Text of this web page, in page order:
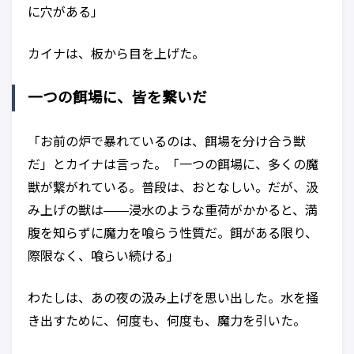
に穴がある」
カイナは、板から目を上げた。
一つの餌場に、皆を繋いだ
「お前の炉で暴れているのは、餌場を分け合う獣
だ」とカイナは言った。「一つの餌場に、多くの魔
獣が繋がれている。普段は、おとなしい。だが、汲
み上げの獣は——浸水のような重荷がかかると、満
腹を知らずに魔力を喰らう性質だ。餌がある限り、
際限なく、喰らい続ける」
わたしは、あの夜の汲み上げを思い出した。水を掻
き出すために、何度も、何度も、魔力を引いた。